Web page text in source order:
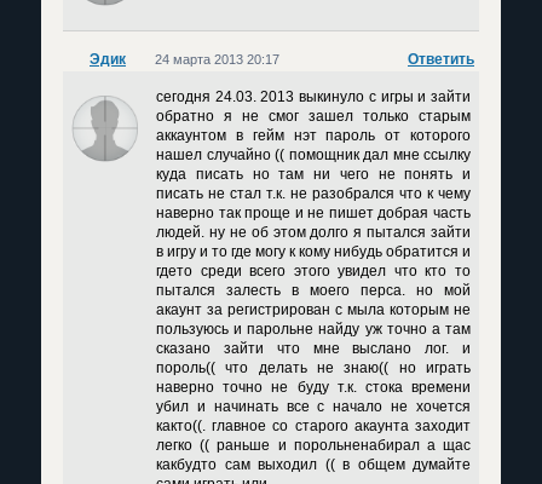
Эдик Ответить
24 марта 2013 20:17
сегодня 24.03. 2013 выкинуло с игры и зайти
обратно я не смог зашел только старым
аккаунтом в гейм нэт пароль от которого
нашел случайно (( помощник дал мне ссылку
куда писать но там ни чего не понять и
писать не стал т.к. не разобрался что к чему
наверно так проще и не пишет добрая часть
людей. ну не об этом долго я пытался зайти
в игру и то где могу к кому нибудь обратится и
гдето среди всего этого увидел что кто то
пытался залесть в моего перса. но мой
акаунт за регистрирован с мыла которым не
пользуюсь и парольне найду уж точно а там
сказано зайти что мне выслано лог. и
пороль(( что делать не знаю(( но играть
наверно точно не буду т.к. стока времени
убил и начинать все с начало не хочется
както((. главное со старого акаунта заходит
легко (( раньше и порольненабирал а щас
какбудто сам выходил (( в общем думайте